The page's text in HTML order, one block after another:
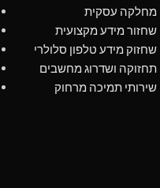
מחלקה עסקית
שחזור מידע מקצועית
שחזוק מידע טלפון סלולרי
תחזוקה ושדרוג מחשבים
שירותי תמיכה מרחוק